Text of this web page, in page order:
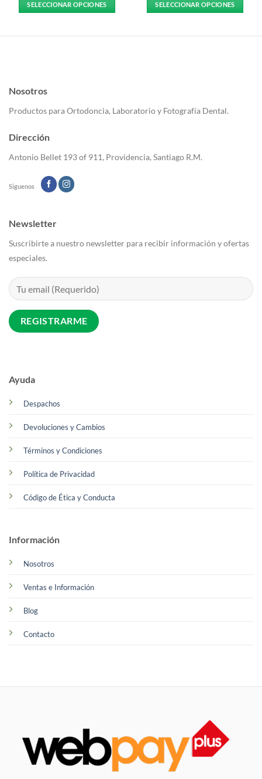
SELECCIONAR OPCIONES
pueden
la
de
producto
SELECCIONAR OPCIONES
pueden
la
Nosotros
Productos para Ortodoncia, Laboratorio y Fotografía Dental.
Dirección
Antonio Bellet 193 of 911, Providencia, Santiago R.M.
Siguenos
Ayuda
Despachos
Devoluciones y Cambios
Términos y Condiciones
Política de Privacidad
Código de Ética y Conducta
Información
Nosotros
Ventas e Información
Blog
Contacto
Newsletter
Suscribirte a nuestro newsletter para recibir información y ofertas
especiales.